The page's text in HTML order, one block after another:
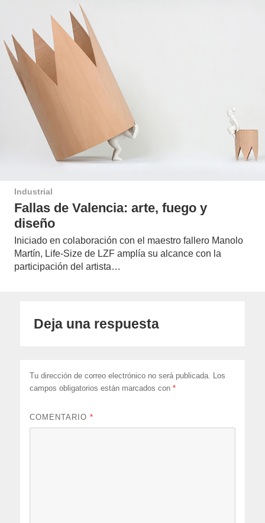
Industrial
Fallas de Valencia: arte, fuego y
diseño
Iniciado en colaboración con el maestro fallero Manolo
Martín, Life-Size de LZF amplía su alcance con la
participación del artista…
Deja una respuesta
Tu dirección de correo electrónico no será publicada. Los
campos obligatorios están marcados con*
COMENTARIO*